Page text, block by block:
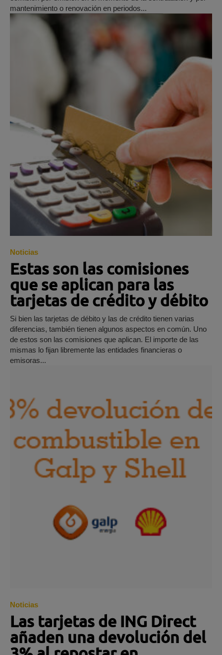
mantenimiento o renovación en periodos...
Noticias
Estas son las comisiones
que se aplican para las
tarjetas de crédito y débito
Si bien las tarjetas de débito y las de crédito tienen varias
diferencias, también tienen algunos aspectos en común. Uno
de estos son las comisiones que aplican. El importe de las
mismas lo fijan libremente las entidades financieras o
emisoras...
Noticias
Las tarjetas de ING Direct
añaden una devolución del